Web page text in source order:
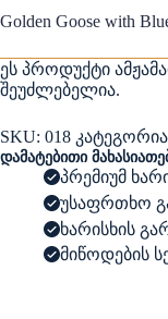
Golden Goose with
ეს პროდუქტი
შეუძლებელია.
SKU: 018
დამატებითი
პრემიუმ
უსაფრთხო
ხარისხის
მიწოდების